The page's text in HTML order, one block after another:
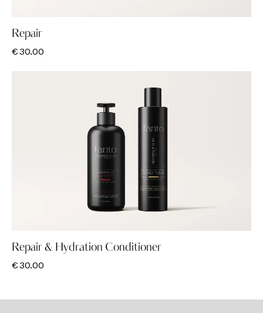
Repair
€30.00
Repair & Hydration Conditioner
€30.00